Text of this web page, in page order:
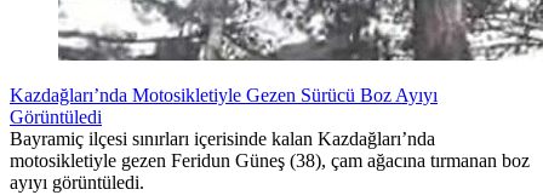
Kazdağları’nda Motosikletiyle Gezen Sürücü Boz Ayıyı
Görüntüledi
Bayramiç ilçesi sınırları içerisinde kalan Kazdağları’nda
motosikletiyle gezen Feridun Güneş (38), çam ağacına tırmanan boz
ayıyı görüntüledi.